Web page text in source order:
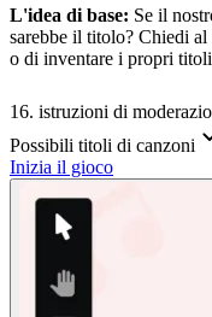
L'idea di base: Se il
sarebbe il titolo? Chiedi
o di inventare i propri
16. istruzioni di
Possibili titoli di canzoni
Inizia il gioco